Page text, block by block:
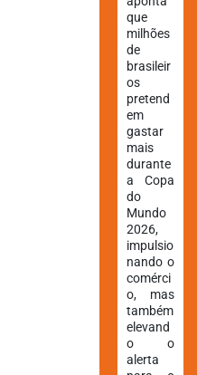
que
milhões
de
brasileir
os
pretend
em
gastar
mais
durante
a Copa
do
Mundo
2026,
impulsio
nando o
comérci
o, mas
também
elevand
o o
alerta